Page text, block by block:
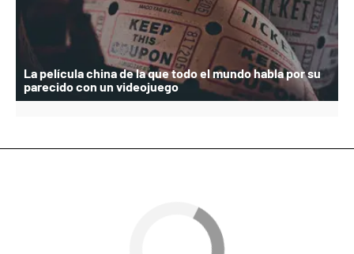
La película china de la que todo el mundo habla por su
parecido con un videojuego